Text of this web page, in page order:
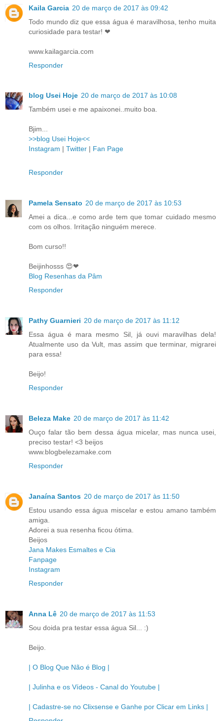
Kaila Garcia 20 de março de 2017 às 09:42
Todo mundo diz que essa água é maravilhosa, tenho muita
curiosidade para testar! ❤
www.kailagarcia.com
Responder
blog Usei Hoje 20 de março de 2017 às 10:08
Também usei e me apaixonei..muito boa.
Bjim...
>>blog Usei Hoje<<
Instagram | Twitter | Fan Page
Responder
Pamela Sensato 20 de março de 2017 às 10:53
Amei a dica...e como arde tem que tomar cuidado mesmo
com os olhos. Irritação ninguém merece.
Bom curso!!
Beijinhosss 😍❤
Blog Resenhas da Pâm
Responder
Pathy Guarnieri 20 de março de 2017 às 11:12
Essa água é mara mesmo Sil, já ouvi maravilhas dela!
Atualmente uso da Vult, mas assim que terminar, migrarei
para essa!
Beijo!
Responder
Beleza Make 20 de março de 2017 às 11:42
Ouço falar tão bem dessa água micelar, mas nunca usei,
preciso testar! <3 beijos
www.blogbelezamake.com
Responder
Janaína Santos 20 de março de 2017 às 11:50
Estou usando essa água miscelar e estou amano também
amiga.
Adorei a sua resenha ficou ótima.
Beijos
Jana Makes Esmaltes e Cia
Fanpage
Instagram
Responder
Anna Lê 20 de março de 2017 às 11:53
Sou doida pra testar essa água Sil... :)
Beijo.
| O Blog Que Não é Blog |
| Julinha e os Vídeos - Canal do Youtube |
| Cadastre-se no Clixsense e Ganhe por Clicar em Links |